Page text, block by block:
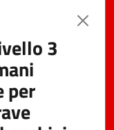
3
per